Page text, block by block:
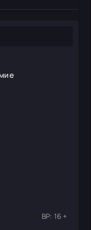
ВР: 16 +